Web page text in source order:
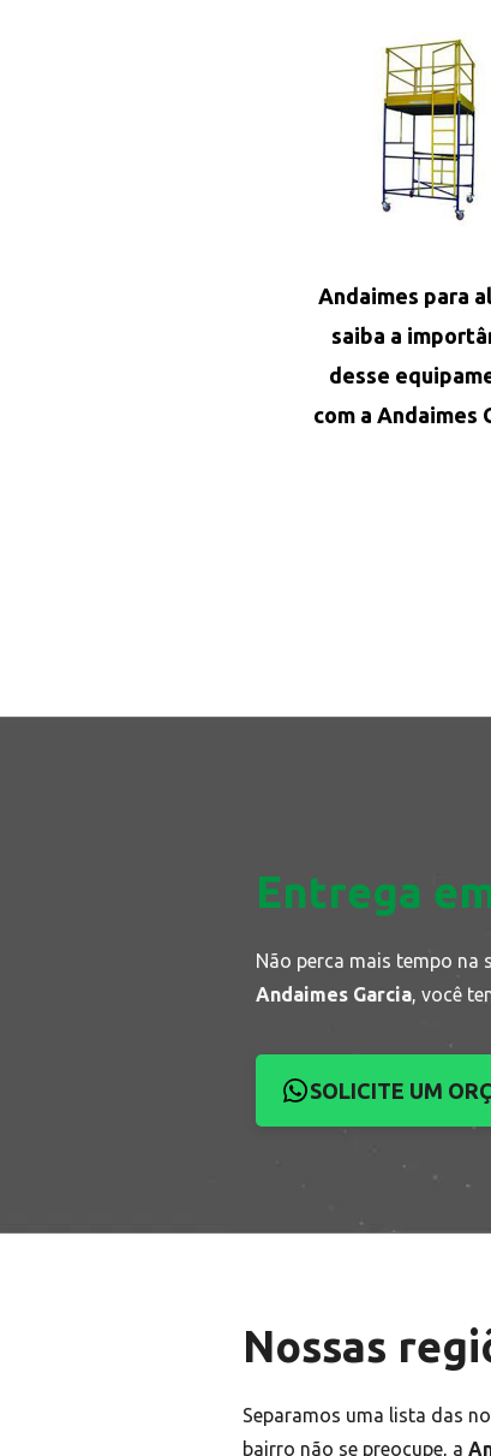
Andaimes para
saiba a
desse
com a Andaimes
Entrega
Não perca mais tempo na
Andaimes Garcia, você
SOLICITE UM
Nossas
Separamos uma lista das
bairro não se preocupe, a